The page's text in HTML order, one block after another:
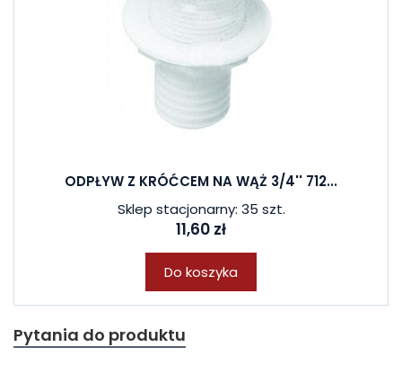
ODPŁYW Z KRÓĆCEM NA WĄŻ 3/4'' 712...
Sklep stacjonarny: 35 szt.
11,60 zł
Do koszyka
Pytania do produktu